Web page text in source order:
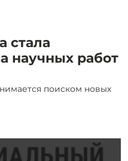
стала
научных работ
поиском новых